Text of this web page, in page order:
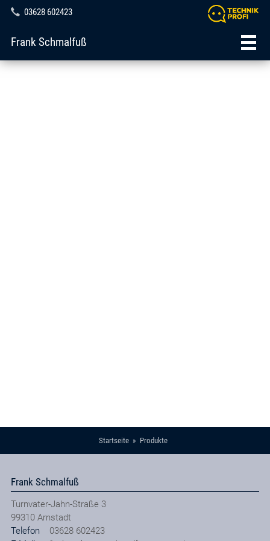
03628 602423
Frank Schmalfuß
Startseite Produkte
Frank Schmalfuß
Turnvater-Jahn-Straße 3
99310 Arnstadt
Telefon
03628 602423